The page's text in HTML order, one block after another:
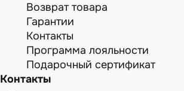
Возврат товара
Гарантии
Контакты
Программа лояльности
Подарочный сертификат
Контакты